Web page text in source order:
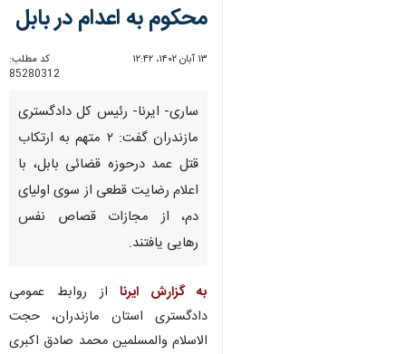
محکوم به اعدام در بابل
۱۳ آبان ۱۴۰۲، ۱۲:۴۲
کد مطلب:
85280312
ساری- ایرنا- رئیس کل دادگستری
مازندران گفت: ۲ متهم به ارتکاب
قتل عمد درحوزه قضائی بابل، با
اعلام رضایت قطعی از سوی اولیای
دم، از مجازات قصاص نفس
رهایی یافتند.
به گزارش ایرنااز روابط عمومی
دادگستری استان مازندران، حجت
الاسلام والمسلمین محمد صادق اکبری